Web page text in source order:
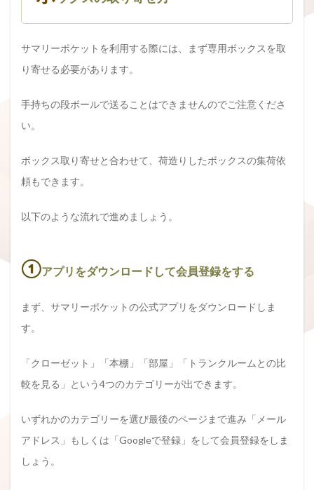
サマリーポケットを利用する際には、まず専用ボックスを取
り寄せる必要があります。
手持ちの段ボールで送ることはできませんのでご注意くださ
い。
ボックス取り寄せと合わせて、荷造りしたボックスの集荷依
頼もできます。
以下のような流れで進めましょう。
①アプリをダウンロードして会員登録をする
まず、サマリーポケットの公式アプリをダウンロードしま
す。
「クローゼット」「本棚」「部屋」「トランクルームとの比
較を見る」という4つのカテゴリーが出できます。
いずれかのカテゴリーを選び最後のページまで進み「メール
アドレス」もしくは「Googleで登録」をして会員登録をしま
しょう。